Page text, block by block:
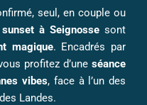
seul, en couple ou
à Seignossesont
magique. Encadrés par
profitez d’uneséance
vibes, face à l’un des
Landes.